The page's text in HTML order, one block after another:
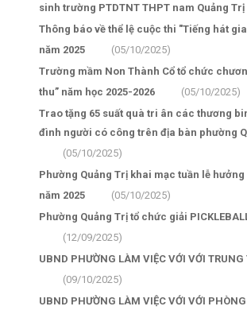
sinh trường PTDTNT THPT nam Quảng Trị
Thông báo về thể lệ cuộc thi "Tiếng hát
năm 2025
(05/10/2025)
Trường mầm Non Thành Cổ tổ chức
thu” năm học 2025-2026
(05/10/2025)
Trao tặng 65 suất quà tri ân các thương
đình người có công trên địa bàn phường
(05/10/2025)
Phường Quảng Trị khai mạc tuần lễ
năm 2025
(05/10/2025)
Phường Quảng Trị tổ chức giải
(12/09/2025)
UBND PHƯỜNG LÀM VIỆC VỚI VỚI
(09/10/2025)
UBND PHƯỜNG LÀM VIỆC VỚI VỚI